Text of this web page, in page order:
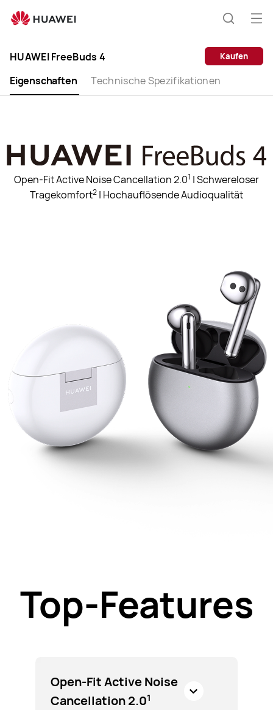
FreeBuds
HUAWEI FreeBuds 4
Eigenschaften
Technische Spezifikationen
Kaufen
Open-Fit Active Noise Cancellation 2.01 | Schwereloser
Tragekomfort2 | Hochauflösende Audioqualität
Top-Features
Open-Fit Active Noise
Cancellation 2.01